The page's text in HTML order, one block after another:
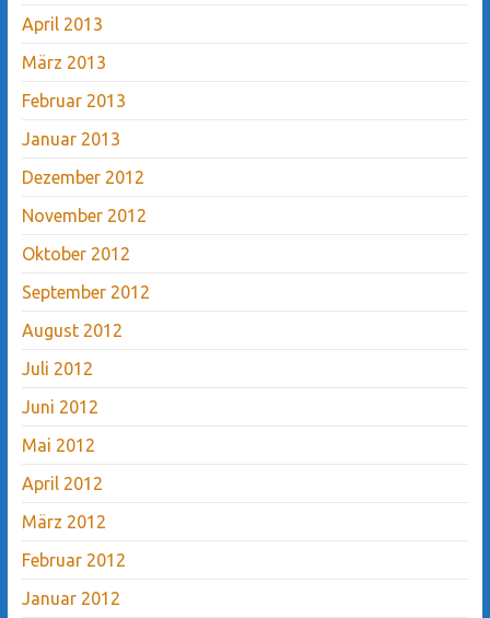
April 2013
März 2013
Februar 2013
Januar 2013
Dezember 2012
November 2012
Oktober 2012
September 2012
August 2012
Juli 2012
Juni 2012
Mai 2012
April 2012
März 2012
Februar 2012
Januar 2012